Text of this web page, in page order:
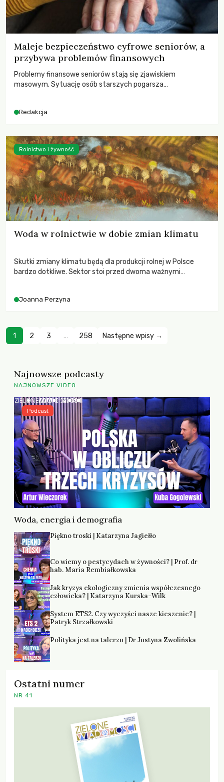
Maleje bezpieczeństwo cyfrowe seniorów, a
przybywa problemów finansowych
Problemy finansowe seniorów stają się zjawiskiem
masowym. Sytuację osób starszych pogarsza
Redakcja
Woda w rolnictwie w dobie zmian klimatu
Skutki zmiany klimatu będą dla produkcji rolnej w Polsce
bardzo dotkliwe. Sektor stoi przed dwoma ważnymi
zachodzących zmian klimatycznych. Wymagać to będzie
Joanna Perzyna
Rolnictwo i żywność
1 2 3 … 258 Następne wpisy →
Najnowsze podcasty
NAJNOWSZE VIDEO
Woda, energia i demografia
Podcast
Piękno troski | Katarzyna Jagiełło
Co wiemy o pestycydach w żywności? | Prof. dr
hab. Maria Rembiałkowska
Jak kryzys ekologiczny zmienia współczesnego
człowieka? | Katarzyna Kurska-Wilk
System ETS2. Czy wyczyści nasze kieszenie? |
Patryk Strzałkowski
Polityka jest na talerzu | Dr Justyna Zwolińska
Ostatni numer
NR 41